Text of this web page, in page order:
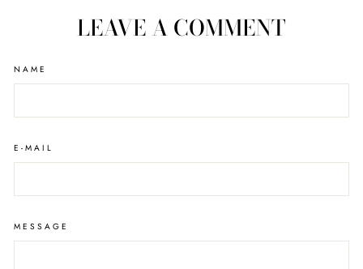
LEAVE A COMMENT
NAME
E-MAIL
MESSAGE